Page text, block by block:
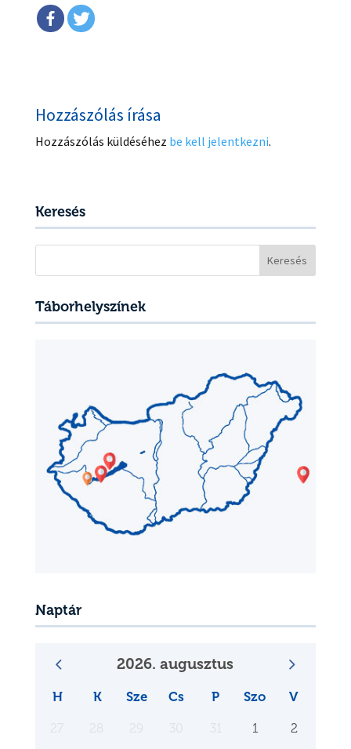
Hozzászólás írása
Hozzászólás küldéséhez be kell jelentkezni.
Keresés
Táborhelyszínek
Naptár
2026. augusztus
H K Sze Cs P Szo V
1 2